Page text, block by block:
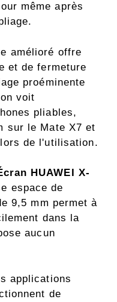
même après
amélioré offre
et de fermeture
proéminente
voit
pliables,
sur le Mate X7 et
de l'utilisation.
HUAWEI X-
espace de
9,5 mm permet à
dans la
aucun
applications
de